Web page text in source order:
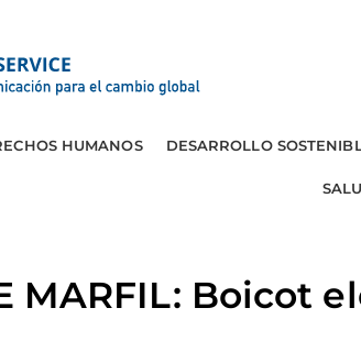
HUMANOS DESARROLLO
MARFIL: Boicot